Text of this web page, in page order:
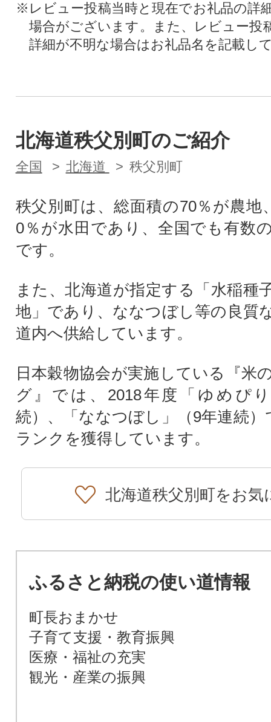
※レビュー投稿当時と現在でお礼品の詳
場合がございます。また、レビュー投
詳細が不明な場合はお礼品名を記載し
北海道秩父別町のご紹介
全国 北海道 秩父別町
秩父別町は、総面積の70％が農地
0％が水田であり、全国でも有数
です。
また、北海道が指定する「水稲種
地」であり、ななつぼし等の良質
道内へ供給しています。
日本穀物協会が実施している『米
グ』では、2018年度「ゆめぴ
続）、「ななつぼし」（9年連続）
ランクを獲得しています。
北海道秩父別町をお気
ふるさと納税の使い道情報
町長おまかせ
子育て支援・教育振興
医療・福祉の充実
観光・産業の振興